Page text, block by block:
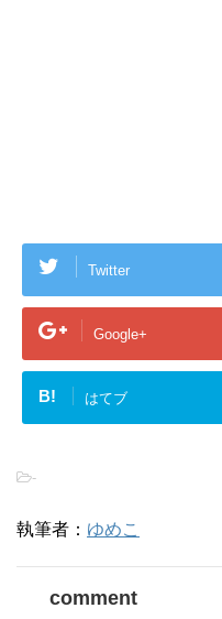
Twitter
Google+
B! はてブ
-
執筆者： ゆめこ
comment